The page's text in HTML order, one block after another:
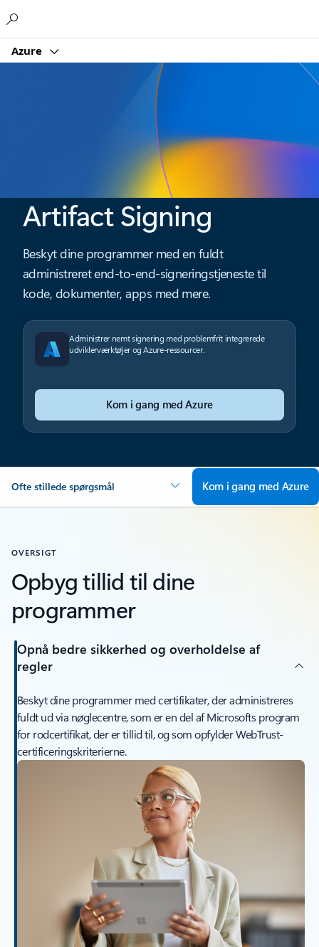
Azure
Artifact Signing
Beskyt dine programmer med en fuldt
administreret end-to-end-signeringstjeneste til
kode, dokumenter, apps med mere.
Administrer nemt signering med problemfrit integrerede
udviklerværktøjer og Azure-ressourcer.
Kom i gang med Azure
Ofte stillede spørgsmål Kom i gang med Azure
OVERSIGT
Opbyg tillid til dine
programmer
Opnå bedre sikkerhed og overholdelse af
regler
Beskyt dine programmer med certifikater, der administreres
fuldt ud via nøglecentre, som er en del af Microsofts program
for rodcertifikat, der er tillid til, og som opfylder WebTrust-
certificeringskriterierne.